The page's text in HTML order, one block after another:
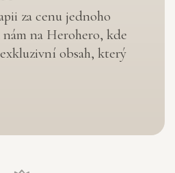
za cenu jednoho
na Herohero, kde
obsah, který